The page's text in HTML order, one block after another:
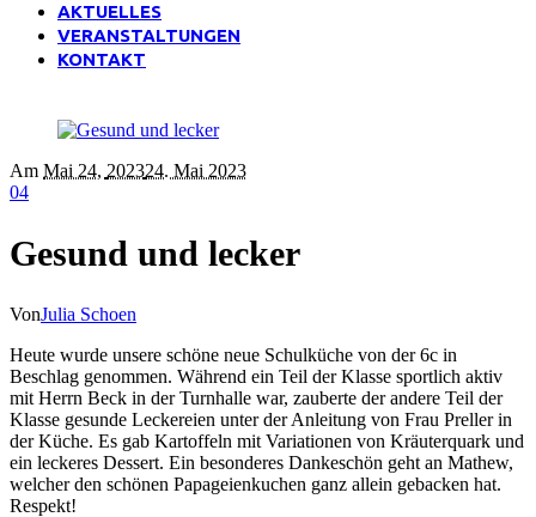
AKTUELLES
VERANSTALTUNGEN
KONTAKT
Am Mai 24, 202324. Mai 2023
04
Gesund und lecker
VonJulia Schoen
Heute wurde unsere schöne neue Schulküche von der 6c in
Beschlag genommen. Während ein Teil der Klasse sportlich aktiv
mit Herrn Beck in der Turnhalle war, zauberte der andere Teil der
Klasse gesunde Leckereien unter der Anleitung von Frau Preller in
der Küche. Es gab Kartoffeln mit Variationen von Kräuterquark und
ein leckeres Dessert. Ein besonderes Dankeschön geht an Mathew,
welcher den schönen Papageienkuchen ganz allein gebacken hat.
Respekt!